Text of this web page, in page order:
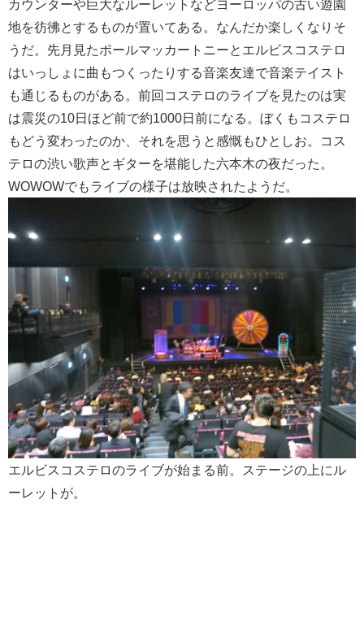
カウンターや巨大なルーレットなどヨーロッパの古い遊園
地を彷彿とするものが置いてある。なんだか楽しくなりそ
うだ。先月見たポールマッカートニーとエルビスコステロ
はいっしょに曲もつくったりする音楽友達で音楽テイスト
も通じるものがある。前回コステロのライブを見たのは実
は震災の10日ほど前で約1000日前になる。ぼくもコステロ
もどう変わったのか、それを思うと感慨もひとしお。コス
テロの渋い歌声とギターを堪能した六本木の夜だった。
WOWOWでもライブの様子は放映されたようだ。
エルビスコステロのライブが始まる前。ステージの上にル
ーレットが。